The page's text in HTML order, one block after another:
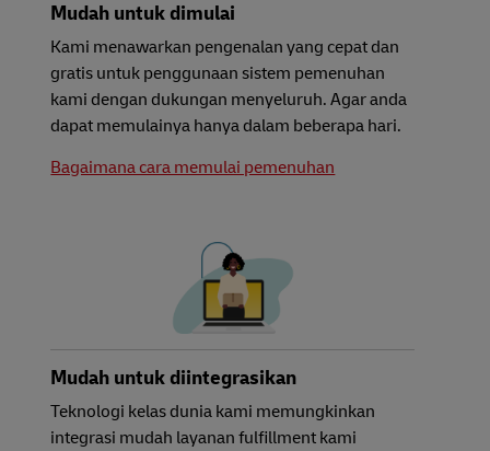
Mudah untuk dimulai
Kami menawarkan pengenalan yang cepat dan
gratis untuk penggunaan sistem pemenuhan
kami dengan dukungan menyeluruh. Agar anda
dapat memulainya hanya dalam beberapa hari.
Bagaimana cara memulai pemenuhan
Mudah untuk diintegrasikan
Teknologi kelas dunia kami memungkinkan
integrasi mudah layanan fulfillment kami